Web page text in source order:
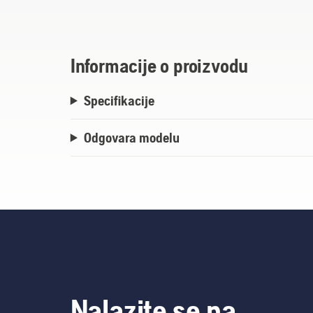
Informacije o proizvodu
Specifikacije
Odgovara modelu